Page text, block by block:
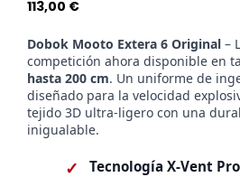
113,00 €
Dobok Mooto Extera 6 Original –
competición ahora disponible en
hasta 200 cm. Un uniforme de
diseñado para la velocidad
tejido 3D ultra-ligero con una
inigualable.
✓ Tecnología X-Vent Pro